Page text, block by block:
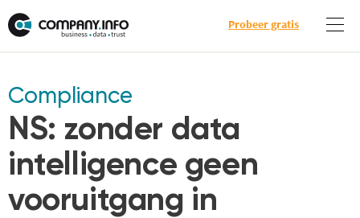
Probeer gratis
Compliance
NS: zonder data
intelligence geen
vooruitgang in